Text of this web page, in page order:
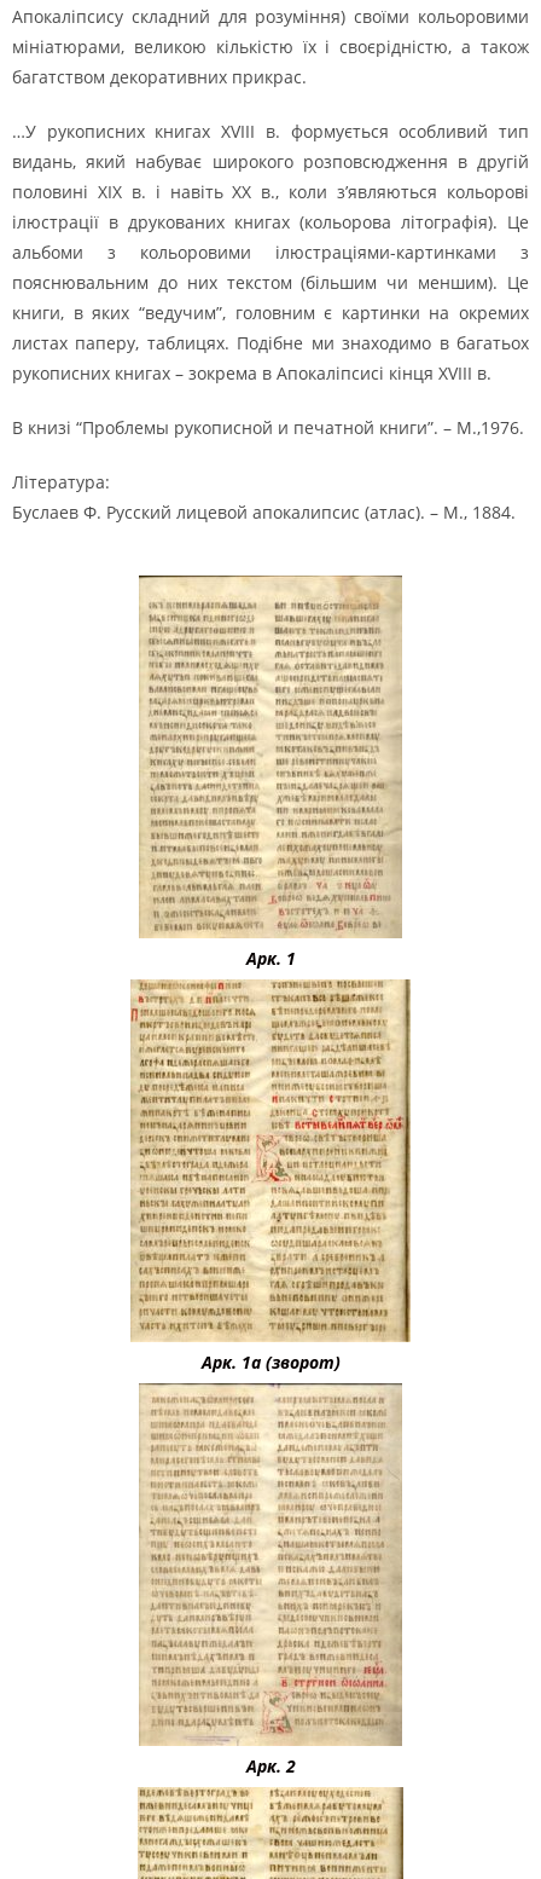
Апокаліпсису складний для розуміння) своїми кольоровими
мініатюрами, великою кількістю їх і своєрідністю, а також
багатством декоративних прикрас.
…У рукописних книгах XVIII в. формується особливий тип
видань, який набуває широкого розповсюдження в другій
половині XIX в. і навіть ХХ в., коли з’являються кольорові
ілюстрації в друкованих книгах (кольорова літографія). Це
альбоми з кольоровими ілюстраціями-картинками з
пояснювальним до них текстом (більшим чи меншим). Це
книги, в яких “ведучим”, головним є картинки на окремих
листах паперу, таблицях. Подібне ми знаходимо в багатьох
рукописних книгах – зокрема в Апокаліпсисі кінця XVIII в.
В книзі “Проблемы рукописной и печатной книги”. – М.,1976.
Література:
Буслаев Ф. Русский лицевой апокалипсис (атлас). – М., 1884.
Арк. 1
Арк. 1а (зворот)
Арк. 2